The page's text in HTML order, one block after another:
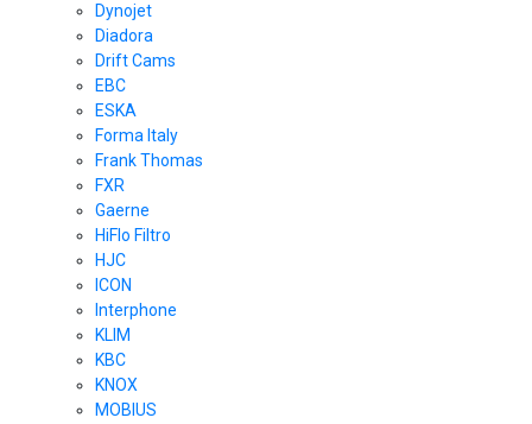
Dynojet
Diadora
Drift Cams
EBC
ESKA
Forma Italy
Frank Thomas
FXR
Gaerne
HiFlo Filtro
HJC
ICON
Interphone
KLIM
KBC
KNOX
MOBIUS